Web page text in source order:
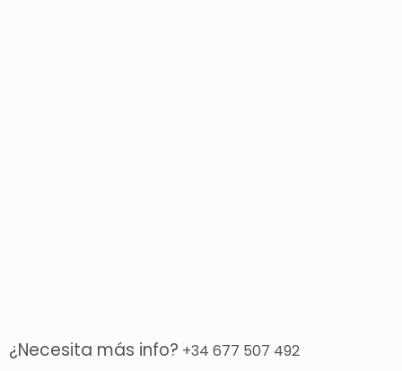
¿Necesita más info? +34 677 507 492